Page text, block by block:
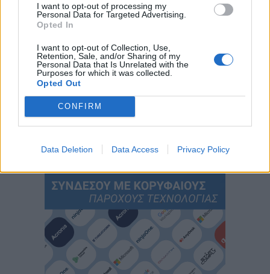
I want to opt-out of processing my
Personal Data for Targeted Advertising.
Opted In
I want to opt-out of Collection, Use,
Retention, Sale, and/or Sharing of my
Personal Data that Is Unrelated with the
Purposes for which it was collected.
Opted Out
CONFIRM
Data Deletion Data Access Privacy Policy
Περιεχόμενα τεύχους